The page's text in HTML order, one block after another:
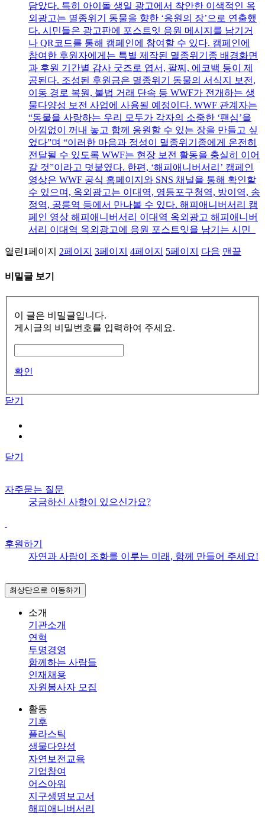
담았다. 특히 아이돌 생일 광고에서 착안한 이색적인 옥
외광고는 멸종위기 동물을 향한 ‘응원의 장’으로 연출했
다. 시민들은 광고판에 포스트잇 응원 메시지를 남기거
나 QR코드를 통해 캠페인에 참여할 수 있다. 캠페인에
참여한 후원자에게는 특별 제작된 멸종위기종 배경화면
과 후원 기간별 감사 굿즈로 엽서, 팔찌, 에코백 등이 제
공된다. 조성된 후원금은 멸종위기 동물의 서식지 보전,
이동 경로 복원, 불법 거래 단속 등 WWF가 전개하는 생
물다양성 보전 사업에 사용될 예정이다. WWF 관계자는
“동물을 사랑하는 우리 모두가 각자의 소중한 ‘팬심’을
아낌없이 꺼내 놓고 함께 응원할 수 있는 장을 만들고 싶
었다”며 “이러한 마음과 정성이 멸종위기종에게 온전히
전달될 수 있도록 WWF는 현장 보전 활동을 충실히 이어
갈 것”이라고 덧붙였다. 한편, ‘해피애니버서리’ 캠페인
영상은 WWF 공식 홈페이지와 SNS 채널을 통해 확인할
수 있으며, 옥외광고는 이대역, 영등포구청역, 방이역, 송
정역, 공릉역 등에서 만나볼 수 있다. 해피애니버서리 캠
페인 영상 해피애니버서리 이대역 옥외광고 해피애니버
서리 이대역 옥외광고에 응원 포스트잇을 남기는 시민
열린1페이지 2페이지 3페이지 4페이지 5페이지 다음 맨끝
비밀글 보기
이 글은 비밀글입니다.
게시글의 비밀번호를 입력하여 주세요.
확인
닫기
닫기
자주묻는 질문
궁금하신 사항이 있으신가요?
후원하기
자연과 사람이 조화를 이루는 미래, 함께 만들어 주세요!
최상단으로 이동하기
소개
기관소개
연혁
투명경영
함께하는 사람들
인재채용
자원봉사자 모집
활동
기후
플라스틱
생물다양성
자연보전교육
기업참여
어스아워
지구생명보고서
해피애니버서리